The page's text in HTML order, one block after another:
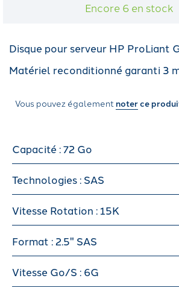
Encore 6 en stock
Disque pour serveur HP ProLiant
Matériel reconditionné garanti 3
Vous pouvez également noterce
Capacité : 72 Go
Technologies : SAS
Vitesse Rotation : 15K
Format : 2.5" SAS
Vitesse Go/S : 6G